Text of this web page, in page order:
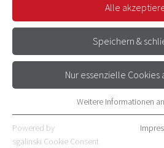
RESEARCH AND
Alle
Speichern &
Nur essenzielle
Essenzielle Cookies werden für
Webseite benötigt. Dadurch ist
Weitere Informationen
Powered by
sgalinski Cookie Consent